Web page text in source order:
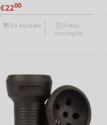
€2200
Do koszyka
Pokaż
szczegóły